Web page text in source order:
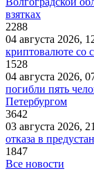
взятках
2288
04 августа 2026,
криптовалюте со
1528
04 августа 2026,
погибли пять
Петербургом
3642
03 августа 2026,
отказа в
1847
Все новости